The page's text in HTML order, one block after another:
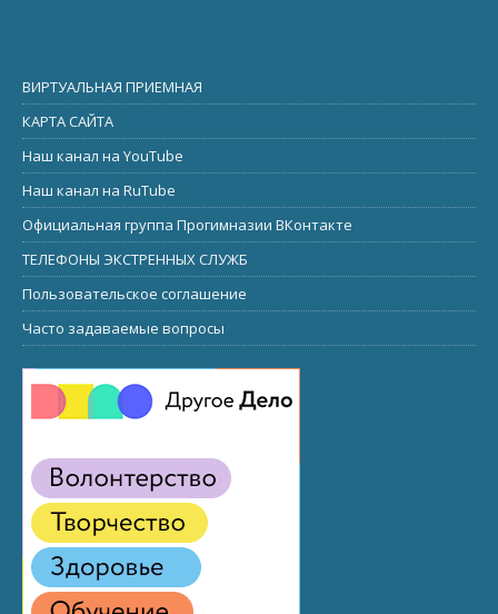
ВИРТУАЛЬНАЯ ПРИЕМНАЯ
КАРТА САЙТА
Наш канал на YouTube
Наш канал на RuTube
Официальная группа Прогимназии ВКонтакте
ТЕЛЕФОНЫ ЭКСТРЕННЫХ СЛУЖБ
Пользовательское соглашение
Часто задаваемые вопросы